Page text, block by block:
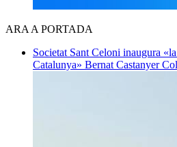
ARA A PORTADA
Societat Sant Celoni inaugura
Catalunya» Bernat Castanyer